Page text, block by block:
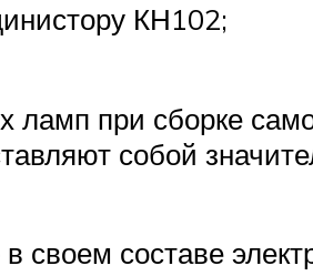
КН102;
ламп при сборке
собой
составе